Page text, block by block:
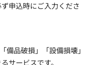
申込時にご入力くださ
備品破損」「設備損壊」
サービスです。